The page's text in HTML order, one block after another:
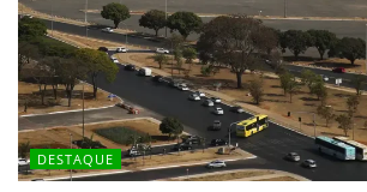
DESTAQUE